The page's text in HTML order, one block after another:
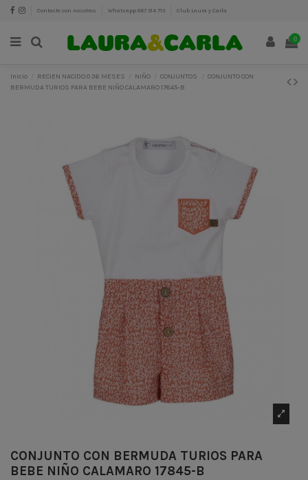
Contacte con nosotros Whatsapp 687 314 713 Club Laura y Carla
0
Inicio RECIEN NACIDO 0 36 MESES NIÑO CONJUNTOS
CONJUNTO CON
BERMUDA TURIOS PARA BEBE NIÑO CALAMARO 17845-B
CONJUNTO CON BERMUDA TURIOS PARA
BEBE NIÑO CALAMARO 17845-B